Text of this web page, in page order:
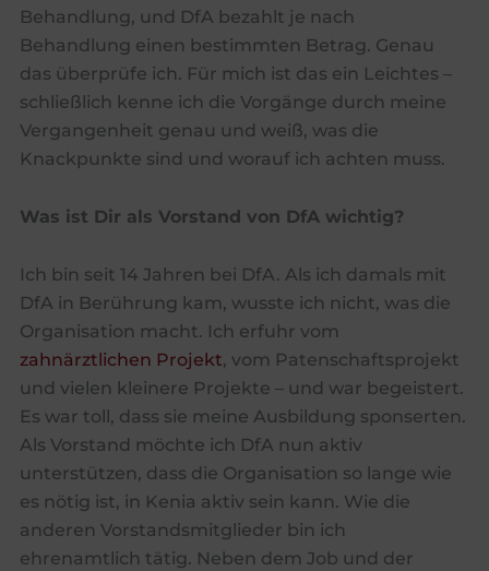
Behandlung, und DfA bezahlt je nach
Behandlung einen bestimmten Betrag. Genau
das überprüfe ich. Für mich ist das ein Leichtes –
schließlich kenne ich die Vorgänge durch meine
Vergangenheit genau und weiß, was die
Knackpunkte sind und worauf ich achten muss.
Was ist Dir als Vorstand von DfA wichtig?
Ich bin seit 14 Jahren bei DfA. Als ich damals mit
DfA in Berührung kam, wusste ich nicht, was die
Organisation macht. Ich erfuhr vom
zahnärztlichen Projekt, vom Patenschaftsprojekt
und vielen kleinere Projekte – und war begeistert.
Es war toll, dass sie meine Ausbildung sponserten.
Als Vorstand möchte ich DfA nun aktiv
unterstützen, dass die Organisation so lange wie
es nötig ist, in Kenia aktiv sein kann. Wie die
anderen Vorstandsmitglieder bin ich
ehrenamtlich tätig. Neben dem Job und der